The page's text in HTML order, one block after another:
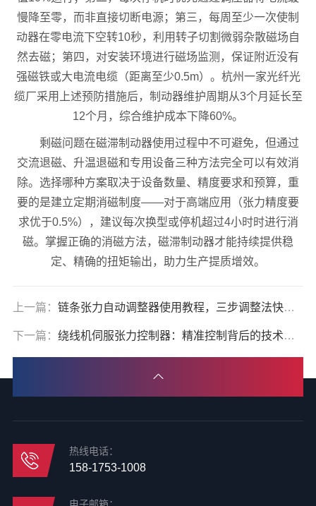
慢降至零，而非直接切断电源；第三，每周至少一次使制
动器在零电流下空转10秒，利用转子切割微弱杂散磁场自
然去磁；第四，对安装环境进行磁场监测，保证附近没有
强磁铁或大电流电缆（距离至少0.5m）。杭州一家光纤光
缆厂采用上述预防措施后，制动器维护周期从3个月延长至
12个月，综合维护成本下降60%。
剩磁问题在磁滞制动器使用过程中不可避免，但通过
交流退磁、升温退磁和专用设备三种方法完全可以有效消
除。选择哪种方案取决于设备数量、精度要求和预算，重
要的是建立定期消磁制度——对于高端应用（张力精度要
求优于0.5%），建议每次换型或停机超过4小时时进行消
磁。掌握正确的消磁方法，磁滞制动器才能持续提供稳
定、精确的扭矩输出，助力生产提质增效。
上一篇： 链条张力自动调整器使用教程，三步调整法快速上手
下一篇： 绕线机伺服张力控制器：精准控制背后的技术揭秘
热线电话：
158-1753-1008